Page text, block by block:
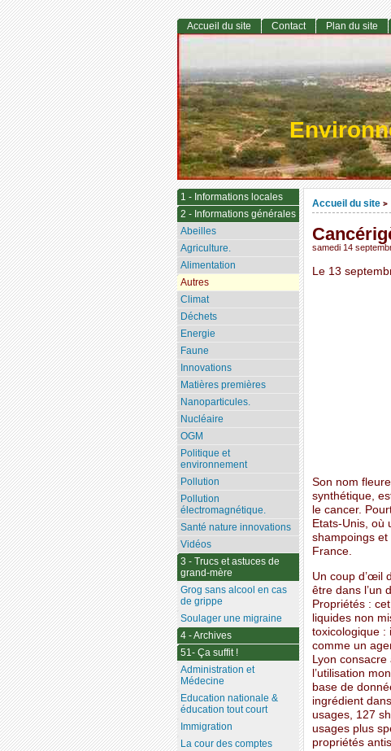
Accueil du site >
samedi 14
Le 13
Son nom
synthétique,
le cancer.
Etats-Unis, où
shampoings et
France.
Un coup d’œil
être dans l’un
Propriétés :
liquides non
toxicologique :
comme un
Lyon
l’utilisation
base de
ingrédient
usages, 127
usages plus
propriétés
Accueil du site Contact Plan du site
1 - Informations locales
2 - Informations générales
Abeilles
Agriculture.
Alimentation
Autres
Climat
Déchets
Energie
Faune
Innovations
Matières premières
Nanoparticules.
Nucléaire
OGM
Politique et
environnement
Pollution
Pollution
électromagnétique.
Santé nature innovations
Vidéos
3 - Trucs et astuces de
grand-mère
Grog sans alcool en cas
de grippe
Soulager une migraine
4 - Archives
51- Ça suffit !
Administration et
Médecine
Education nationale &
éducation tout court
Immigration
La cour des comptes